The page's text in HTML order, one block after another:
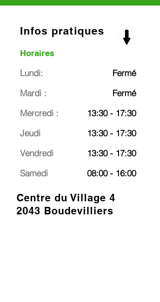
Infos pratiques
Horaires
Lundi:
Mardi :
Mercredi :
Jeudi
Vendredi
Samedi
Fermé
Fermé
13:30 - 17:30
13:30 - 17:30
13:30 - 17:30
08:00 - 16:00
Centre du Village 4
2043 Boudevilliers